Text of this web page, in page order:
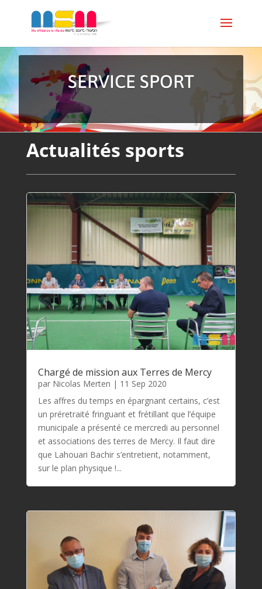
SERVICE SPORT
Actualités sports
Chargé de mission aux Terres de Mercy
par Nicolas Merten | 11 Sep 2020
Les affres du temps en épargnant certains, c’est
un préretraité fringuant et frétillant que l’équipe
municipale a présenté ce mercredi au personnel
et associations des terres de Mercy. Il faut dire
que Lahouari Bachir s’entretient, notamment,
sur le plan physique !...